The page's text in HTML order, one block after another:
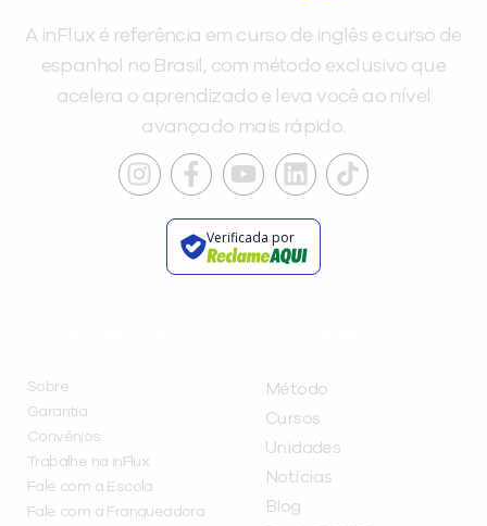
A inFlux é referência em curso de inglês e curso de
espanhol no Brasil, com método exclusivo que
acelera o aprendizado e leva você ao nível
avançado mais rápido.
Verificada por
Sobre
Garantia
Convênios
Trabalhe na inFlux
Fale com a Escola
Fale com a Franqueadora
Método
Cursos
Unidades
Notícias
Blog